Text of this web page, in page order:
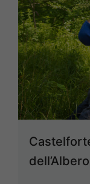
dell’Albero